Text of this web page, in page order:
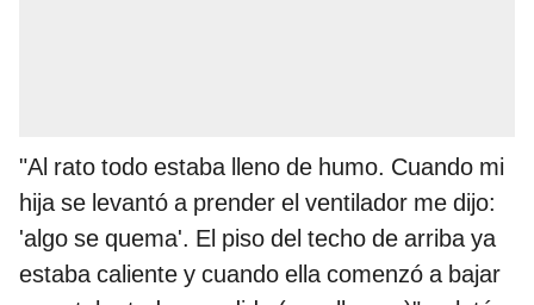
"Al rato todo estaba lleno de humo. Cuando mi
hija se levantó a prender el ventilador me dijo:
'algo se quema'. El piso del techo de arriba ya
estaba caliente y cuando ella comenzó a bajar